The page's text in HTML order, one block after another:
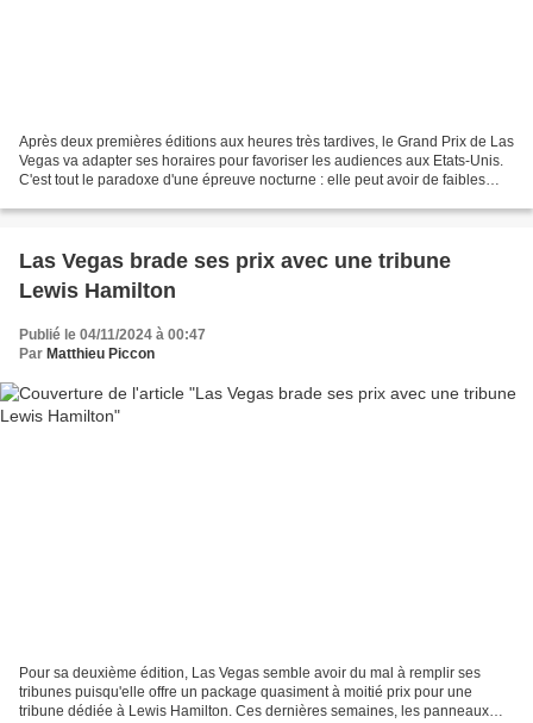
Après deux premières éditions aux heures très tardives, le Grand Prix de Las
Vegas va adapter ses horaires pour favoriser les audiences aux Etats-Unis.
C'est tout le paradoxe d'une épreuve nocturne : elle peut avoir de faibles
Las Vegas brade ses prix avec une tribune
Lewis Hamilton
Publié le 04/11/2024 à 00:47
Par Matthieu Piccon
Pour sa deuxième édition, Las Vegas semble avoir du mal à remplir ses
tribunes puisqu'elle offre un package quasiment à moitié prix pour une
tribune dédiée à Lewis Hamilton. Ces dernières semaines, les panneaux